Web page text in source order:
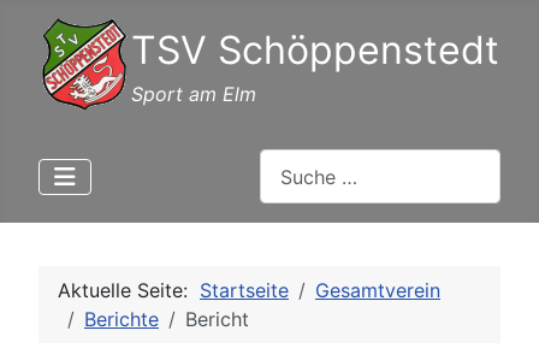
TSV Schöppenstedt
Sport am Elm
Aktuelle Seite: Startseite
Gesamtverein
Berichte
Bericht